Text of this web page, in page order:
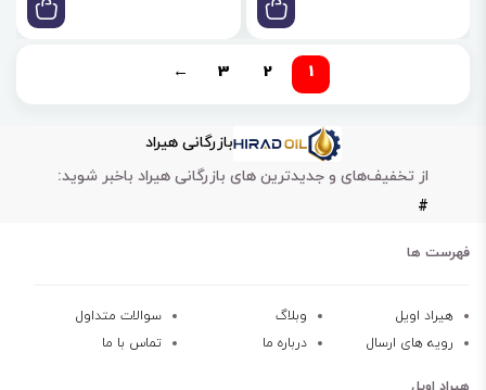
1
2
3
←
بازرگانی هیراد
از تخفیف‌های و جدیدترین های بازرگانی هیراد باخبر شوید:
#
فهرست ها
هیراد اویل وبلاگ
سوالات متداول
رویه های ارسال
درباره ما تماس با ما